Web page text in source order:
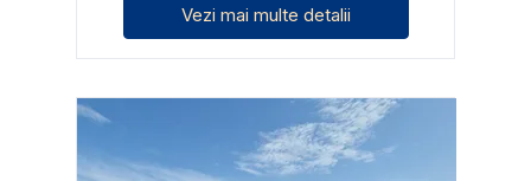
Vezi mai multe detalii